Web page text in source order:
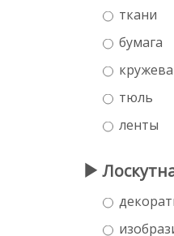
ткани
бумага
кружева
тюль
ленты